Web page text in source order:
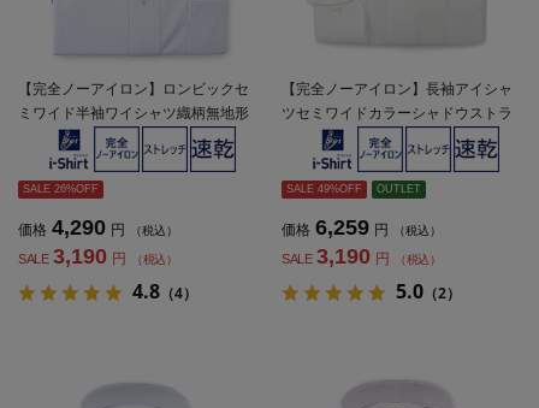
【完全ノーアイロン】ロンビックセ
ミワイド半袖ワイシャツ織柄無地形
態安定ストレッチ吸汗速乾ワイシャ
ツ春夏
SALE 26%OFF
価格 4,290 円 （税込）
SALE 3,190 円 （税込）
4.8 （4）
【完全ノーアイロン】長袖アイシャ
ツセミワイドカラーシャドウストラ
イプ柄ワイシャツi-shirt通年
SALE 49%OFF OUTLET
価格 6,259 円 （税込）
SALE 3,190 円 （税込）
5.0 （2）